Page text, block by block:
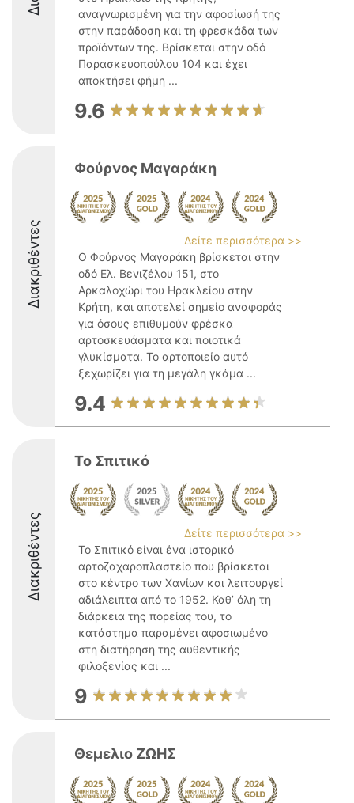
αναγνωρισμένη για την αφοσίωσή της
στην παράδοση και τη φρεσκάδα των
προϊόντων της. Βρίσκεται στην οδό
Παρασκευοπούλου 104 και έχει
αποκτήσει φήμη ...
9.6
Διακριθέντες
Φούρνος Μαγαράκη
Δείτε περισσότερα >>
Ο Φούρνος Μαγαράκη βρίσκεται στην
οδό Ελ. Βενιζέλου 151, στο
Αρκαλοχώρι του Ηρακλείου στην
Κρήτη, και αποτελεί σημείο αναφοράς
για όσους επιθυμούν φρέσκα
αρτοσκευάσματα και ποιοτικά
γλυκίσματα. Το αρτοποιείο αυτό
ξεχωρίζει για τη μεγάλη γκάμα ...
9.4
Διακριθέντες
Το Σπιτικό
Δείτε περισσότερα >>
Το Σπιτικό είναι ένα ιστορικό
αρτοζαχαροπλαστείο που βρίσκεται
στο κέντρο των Χανίων και λειτουργεί
αδιάλειπτα από το 1952. Καθ’ όλη τη
διάρκεια της πορείας του, το
κατάστημα παραμένει αφοσιωμένο
στη διατήρηση της αυθεντικής
φιλοξενίας και ...
9
Θεμελιο ΖΩΗΣ